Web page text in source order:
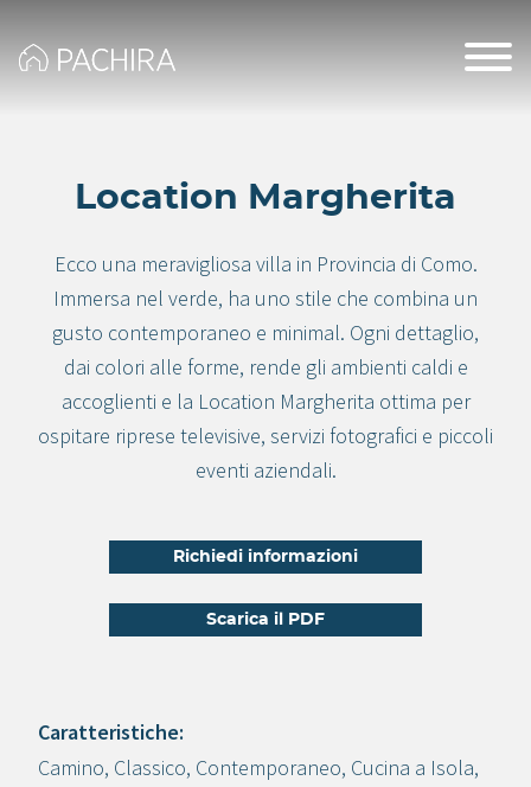
Location Margherita
Ecco una meravigliosa villa in Provincia di Como.
Immersa nel verde, ha uno stile che combina un
gusto contemporaneo e minimal. Ogni dettaglio,
dai colori alle forme, rende gli ambienti caldi e
accoglienti e la Location Margherita ottima per
ospitare riprese televisive, servizi fotografici e piccoli
eventi aziendali.
Richiedi informazioni
Scarica il PDF
Crea progetto
Caratteristiche:
Camino, Classico, Contemporaneo, Cucina a Isola,